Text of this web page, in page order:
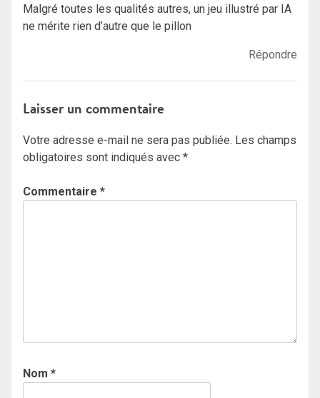
Malgré toutes les qualités autres, un jeu illustré par IA
ne mérite rien d’autre que le pillon
Répondre
Laisser un commentaire
Votre adresse e-mail ne sera pas publiée. Les champs
obligatoires sont indiqués avec *
Commentaire *
Nom *